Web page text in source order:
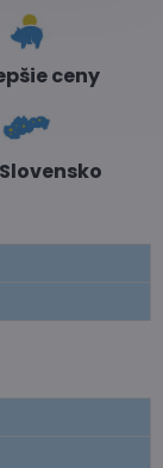
ceny